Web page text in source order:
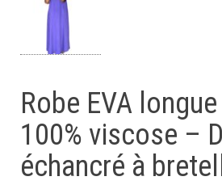
Robe EVA
100% viscose –
échancré à